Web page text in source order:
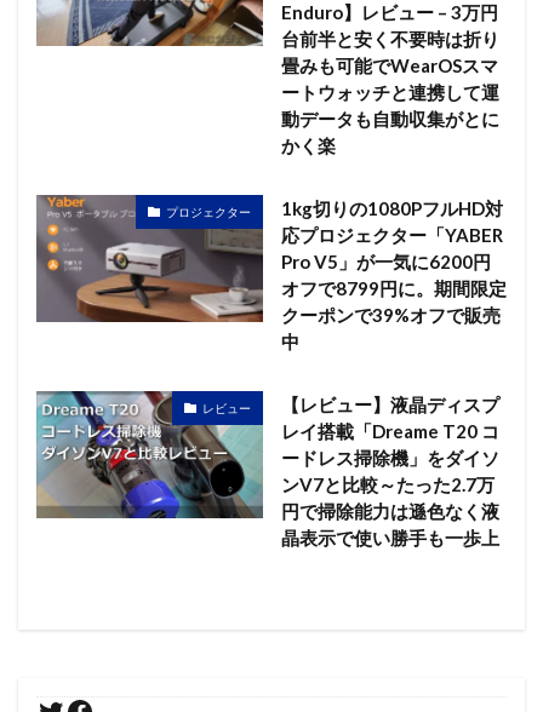
Enduro】レビュー – 3万円
台前半と安く不要時は折り
畳みも可能でWearOSスマ
ートウォッチと連携して運
動データも自動収集がとに
かく楽
プロジェクター
1kg切りの1080PフルHD対
応プロジェクター「YABER
Pro V5」が一気に6200円
オフで8799円に。期間限定
クーポンで39%オフで販売
中
レビュー
【レビュー】液晶ディスプ
レイ搭載「Dreame T20 コ
ードレス掃除機」をダイソ
ンV7と比較～たった2.7万
円で掃除能力は遜色なく液
晶表示で使い勝手も一歩上